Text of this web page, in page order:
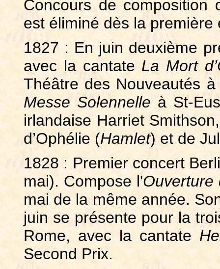
Concours de composition
est éliminé dès la première
1827 : En juin deuxième
avec la cantate La Mort
Théâtre des Nouveautés
Messe Solennelle à St-
irlandaise Harriet
d’Ophélie (Hamlet) et de
1828 : Premier concert
mai). Compose l'Ouverture
mai de la même année.
juin se présente pour la
Rome, avec la cantate
Second Prix.